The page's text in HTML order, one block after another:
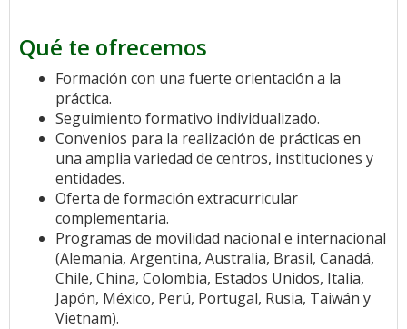
Qué te ofrecemos
Formación con una fuerte orientación a la
práctica.
Seguimiento formativo individualizado.
Convenios para la realización de prácticas en
una amplia variedad de centros, instituciones y
entidades.
Oferta de formación extracurricular
complementaria.
Programas de movilidad nacional e internacional
(Alemania, Argentina, Australia, Brasil, Canadá,
Chile, China, Colombia, Estados Unidos, Italia,
Japón, México, Perú, Portugal, Rusia, Taiwán y
Vietnam).